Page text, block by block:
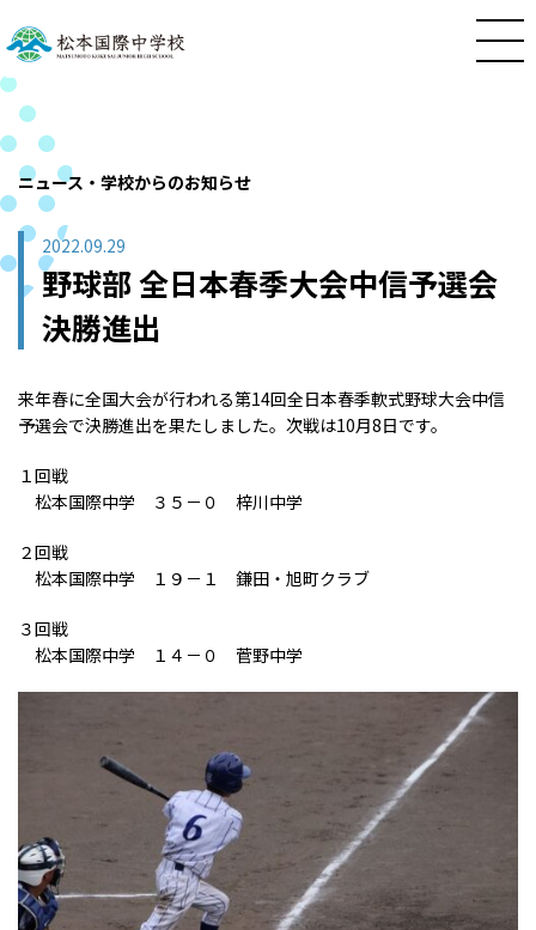
ニュース・学校からのお知らせ
2022.09.29
野球部 全日本春季大会中信予選会
決勝進出
来年春に全国大会が行われる第14回全日本春季軟式野球大会中信
予選会で決勝進出を果たしました。次戦は10月8日です。
１回戦
松本国際中学 ３５－０ 梓川中学
２回戦
松本国際中学 １９－１ 鎌田・旭町クラブ
３回戦
松本国際中学 １４－０ 菅野中学